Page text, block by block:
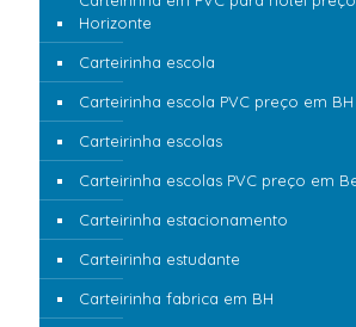
Horizonte
Carteirinha escola
Carteirinha escola PVC preço em BH
Carteirinha escolas
Carteirinha escolas PVC preço em
Carteirinha estacionamento
Carteirinha estudante
Carteirinha fabrica em BH